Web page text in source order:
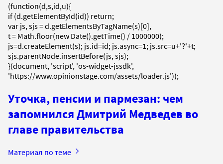
(function(d,s,id,u){
if (d.getElementById(id)) return;
var js, sjs = d.getElementsByTagName(s)[0],
t = Math.floor(new Date().getTime() / 1000000);
js=d.createElement(s); js.id=id; js.async=1; js.src=u+'?'+t;
sjs.parentNode.insertBefore(js, sjs);
}(document, 'script', 'os-widget-jssdk',
'https://www.opinionstage.com/assets/loader.js'));
Уточка, пенсии и пармезан: чем
запомнился Дмитрий Медведев во
главе правительства
Материал по теме